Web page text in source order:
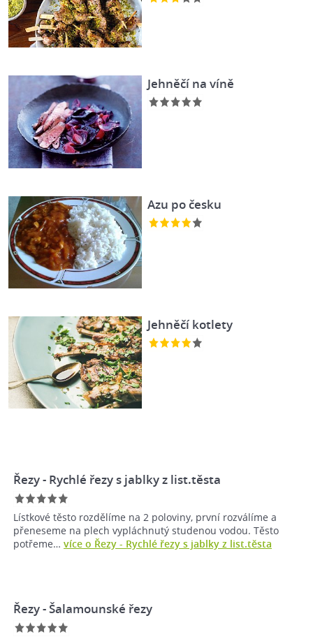
Jehněčí na víně
Azu po česku
Jehněčí kotlety
Řezy - Rychlé řezy s jablky z list.těsta
Lístkové těsto rozdělíme na 2 poloviny, první rozválíme a
přeneseme na plech vypláchnutý studenou vodou. Těsto
potřeme… více o Řezy - Rychlé řezy s jablky z list.těsta
Řezy - Šalamounské řezy